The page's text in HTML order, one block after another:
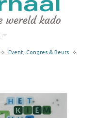
Event, Congres & Beurs